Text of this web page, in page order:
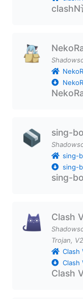
clashN
sing-
sing-
sing-
sing-
Clash
Trojan,
Clash
Clash
Clash